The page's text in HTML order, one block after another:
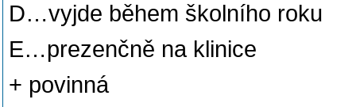
D…vyjde během školního roku
E…prezenčně na klinice
+ povinná